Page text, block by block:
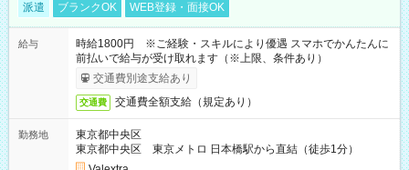
派遣 ブランクOK WEB登録・面接OK
給与
時給1800円 ※ご経験・スキルにより優遇 スマホでかんたんに
前払いで給与が受け取れます（※上限、条件あり）
交通費別途支給あり
交通費 交通費全額支給（規定あり）
勤務地
東京都中央区
東京都中央区 東京メトロ 日本橋駅から直結（徒歩1分）